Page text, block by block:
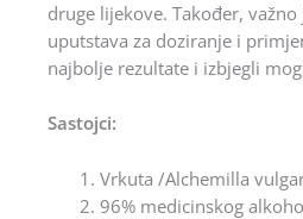
druge lijekove. Također,
uputstava za doziranje i
najbolje rezultate i izbjegli
Sastojci:
Vrkuta /Alchemilla
96% medicinskog